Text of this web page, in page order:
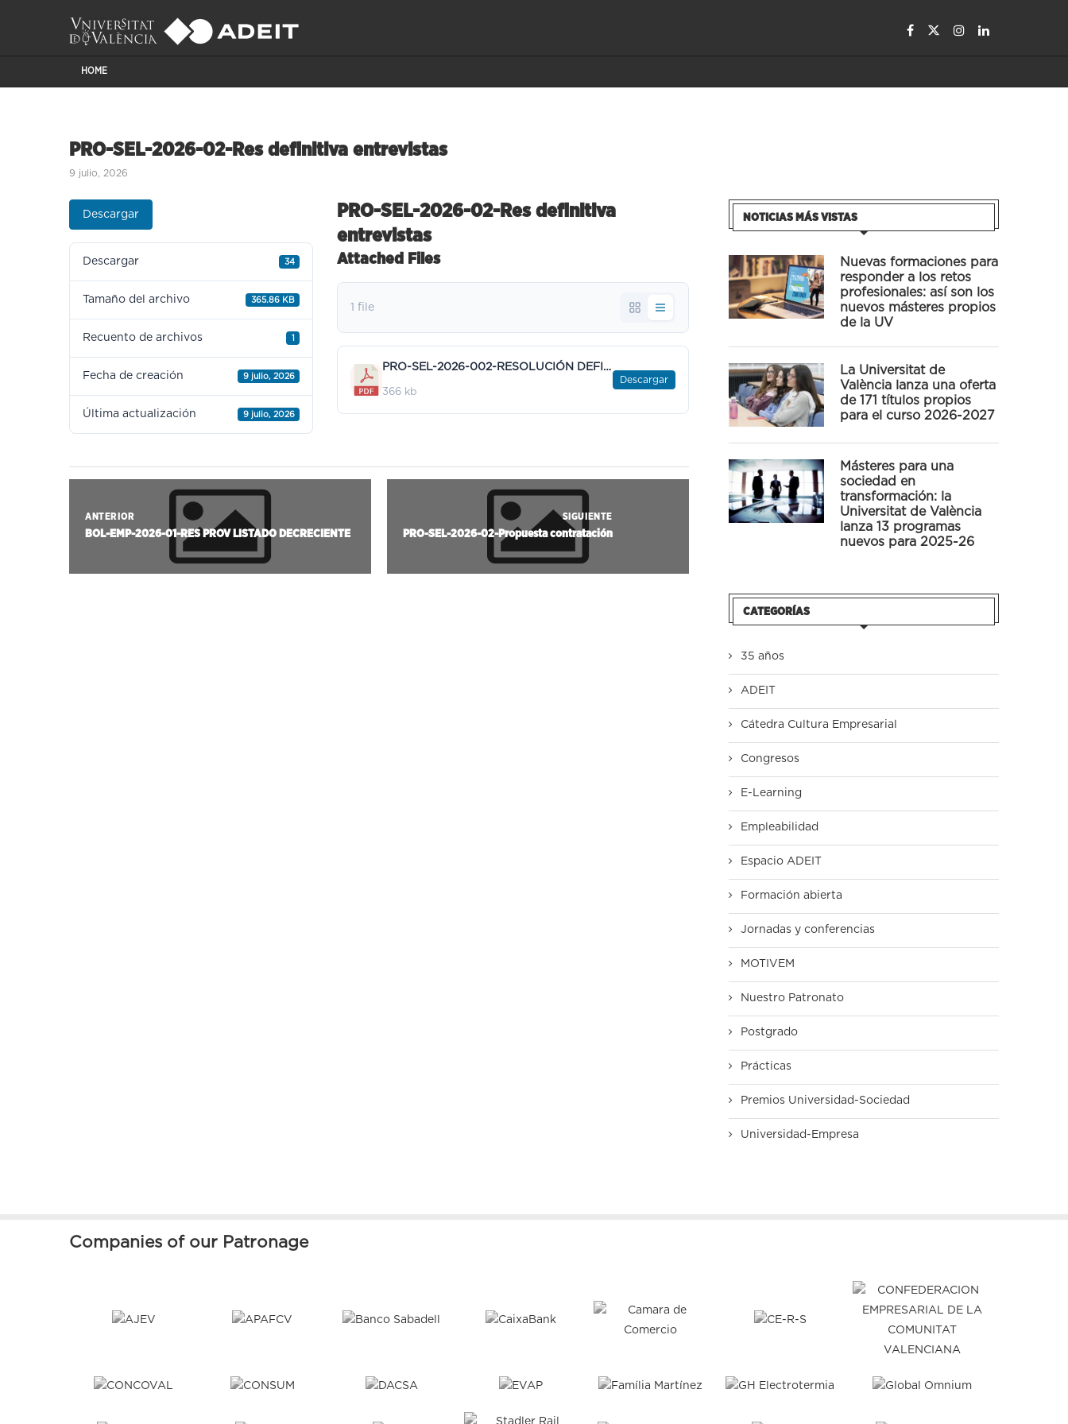
HOME
PRO-SEL-2026-02-Res definitiva entrevistas
9 julio, 2026
Descargar
Descargar 34
Tamaño del archivo 365.86 KB
Recuento de archivos 1
Fecha de creación 9 julio, 2026
Última actualización 9 julio, 2026
PRO-SEL-2026-02-Res definitiva
entrevistas
Attached Files
1 file
PRO-SEL-2026-002-RESOLUCIÓN DEFINITIVA ENTREVISTAS.pdf
366 kb
Descargar
ANTERIOR
BOL-EMP-2026-01-RES PROV LISTADO DECRECIENTE
SIGUIENTE
PRO-SEL-2026-02-Propuesta contratación
NOTICIAS MÁS VISTAS
Nuevas formaciones para
responder a los retos
profesionales: así son los
nuevos másteres propios
de la UV
La Universitat de
València lanza una oferta
de 171 títulos propios
para el curso 2026-2027
Másteres para una
sociedad en
transformación: la
Universitat de València
lanza 13 programas
nuevos para 2025-26
CATEGORÍAS
35 años
ADEIT
Cátedra Cultura Empresarial
Congresos
E-Learning
Empleabilidad
Espacio ADEIT
Formación abierta
Jornadas y conferencias
MOTIVEM
Nuestro Patronato
Postgrado
Prácticas
Premios Universidad-Sociedad
Universidad-Empresa
Companies of our Patronage